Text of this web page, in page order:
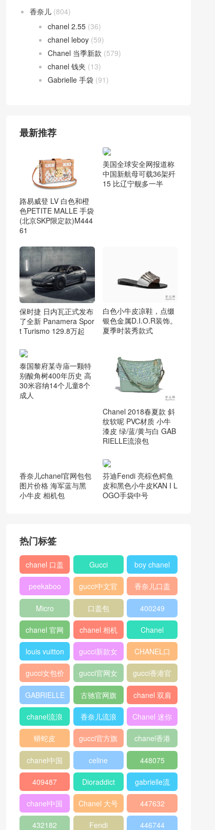
香奈儿 (804)
chanel 2.55 (36)
chanel leboy (59)
Chanel 当季新款 (579)
chanel 钱夹 (13)
Gabrielle 手袋 (91)
最新推荐
路易威登 LV 白色和橙
色PETITE MALLE 手袋
(北京SKP限定款)M444
61
美国全球安全网报道称
中国新航母可载36架歼
15 比辽宁舰多一半
保时捷 日内瓦正式发布
了全新 Panamera Spor
t Turismo 129.8万起
白色小牛皮凉鞋，点缀
银色金属D.I.O.R装饰。
夏季时装秀款式
泰国黎府某寺庙一颗特
别酸角树400年历史 高
30米容纳14个儿童8个
成人
Chanel 2018春夏款 斜
纹软呢 PVC材质 小牛
漆皮 绿/蓝/黄与白 GAB
RIELLE流浪包
小牛皮 相机包
芬迪Fendi 亮棕色鳄鱼
皮和黑色小牛皮KAN I L
OGO手袋中号
热门标签
chanel 口盖
包
Gucci
boy chanel
口盖包
peekaboo
gucci中文官
网
香奈儿口盖
包2018
Micro
Luggage
口盖包 400249
chanel 官网
chanel 相机
包
Chanel
louis vuitton
gucci新款女
包
CHANEL口
盖包
gucci女包价
格
gucci官网女
包
gucci香港官
网
GABRIELLE
古驰官网旗
舰店
chanel 双肩
背包
chanel流浪
包价格
香奈儿流浪
包尺寸
Chanel 迷你
口盖包
蟒蛇皮
gucci官方旗
舰店
chanel香港
官网
chanel中国
官网
celine
classic box
448075
409487 Dioraddict gabrielle流